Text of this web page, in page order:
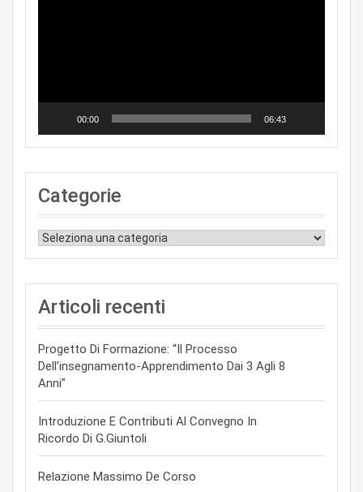
00:00 06:43
Categorie
Categorie
Articoli recenti
Progetto Di Formazione: “Il Processo
Dell’insegnamento-Apprendimento Dai 3 Agli 8
Anni”
Introduzione E Contributi Al Convegno In
Ricordo Di G.Giuntoli
Relazione Massimo De Corso